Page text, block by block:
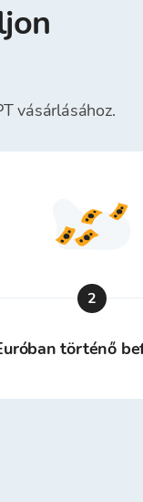
vásárlásához.
2
történő